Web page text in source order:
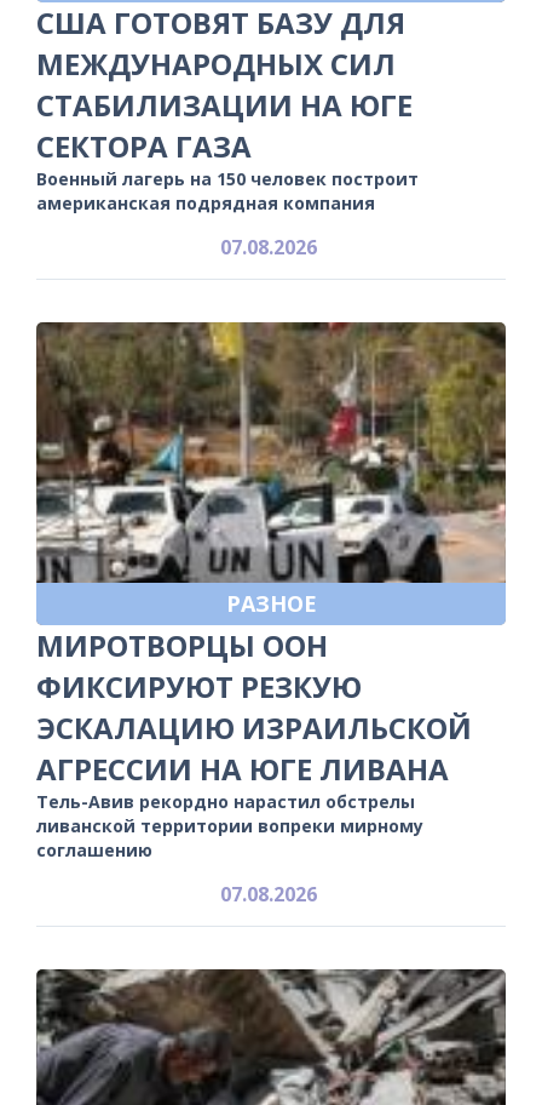
США ГОТОВЯТ БАЗУ ДЛЯ
МЕЖДУНАРОДНЫХ СИЛ
СТАБИЛИЗАЦИИ НА ЮГЕ
СЕКТОРА ГАЗА
Военный лагерь на 150 человек построит
американская подрядная компания
07.08.2026
РАЗНОЕ
МИРОТВОРЦЫ ООН
ФИКСИРУЮТ РЕЗКУЮ
ЭСКАЛАЦИЮ ИЗРАИЛЬСКОЙ
АГРЕССИИ НА ЮГЕ ЛИВАНА
Тель-Авив рекордно нарастил обстрелы
ливанской территории вопреки мирному
соглашению
07.08.2026